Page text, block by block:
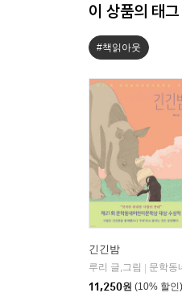
이 상품의 태그
#책읽아웃
긴긴밤
루리 글,그림
문학동
11,250원 (10% 할인)